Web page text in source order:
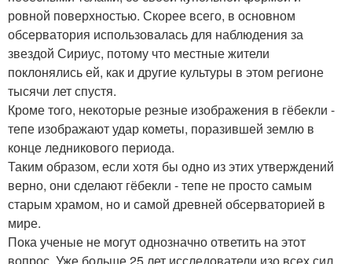
ровной поверхностью. Скорее всего, в основном
обсерватория использовалась для наблюдения за
звездой Сириус, потому что местные жители
поклонялись ей, как и другие культуры в этом регионе
тысячи лет спустя.
Кроме того, некоторые резные изображения в гёбекли -
тепе изображают удар кометы, поразившей землю в
конце ледникового периода.
Таким образом, если хотя бы одно из этих утверждений
верно, они сделают гёбекли - тепе не просто самым
старым храмом, но и самой древней обсерваторией в
мире.
Пока ученые не могут однозначно ответить на этот
вопрос. Уже больше 25 лет исследователи изо всех сил